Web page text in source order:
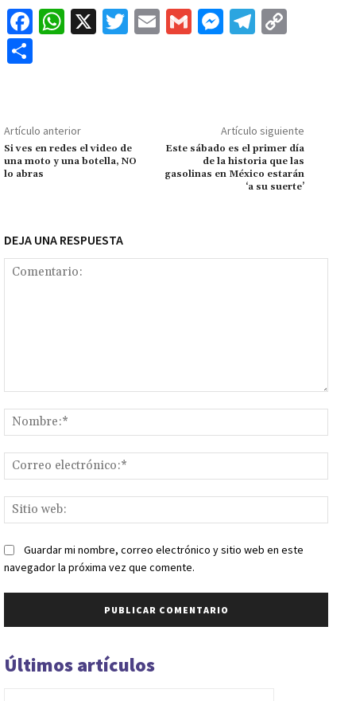
Fa
o
k
W
p
p
X
T
E
G
M
ge
r
Te
m Li
n
k
p
ar
tir
Artículo anterior
Si ves en redes el video de
una moto y una botella, NO
lo abras
Artículo siguiente
Este sábado es el primer día
de la historia que las
gasolinas en México estarán
‘a su suerte’
DEJA UNA RESPUESTA
web:
Guardar mi nombre, correo electrónico y sitio web en este
navegador la próxima vez que comente.
Últimos artículos